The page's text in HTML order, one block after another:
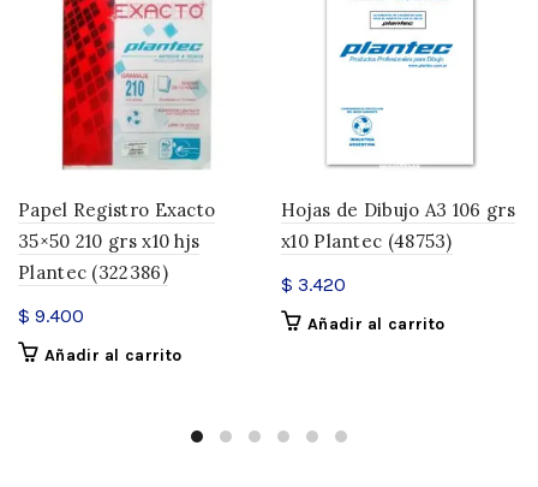
Papel Registro Exacto
35×50 210 grs x10 hjs
Plantec (322386)
$ 9.400
Añadir al carrito
Hojas de Dibujo A3 106 grs
x10 Plantec (48753)
$ 3.420
Añadir al carrito